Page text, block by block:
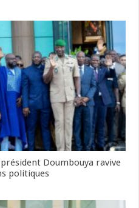
président Doumbouya ravive
politiques